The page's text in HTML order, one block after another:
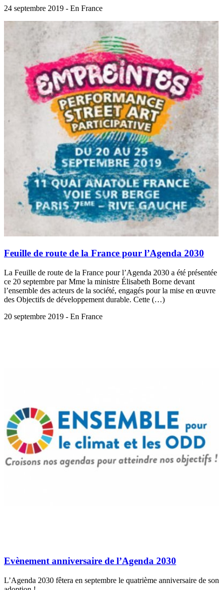
24 septembre 2019 - En France
Feuille de route de la France pour l’Agenda 2030
La Feuille de route de la France pour l’Agenda 2030 a été présentée
ce 20 septembre par Mme la ministre Élisabeth Borne devant
l’ensemble des acteurs de la société, engagés pour la mise en œuvre
des Objectifs de développement durable. Cette (…)
20 septembre 2019 - En France
Evènement anniversaire de l’Agenda 2030
L’Agenda 2030 fêtera en septembre le quatrième anniversaire de son